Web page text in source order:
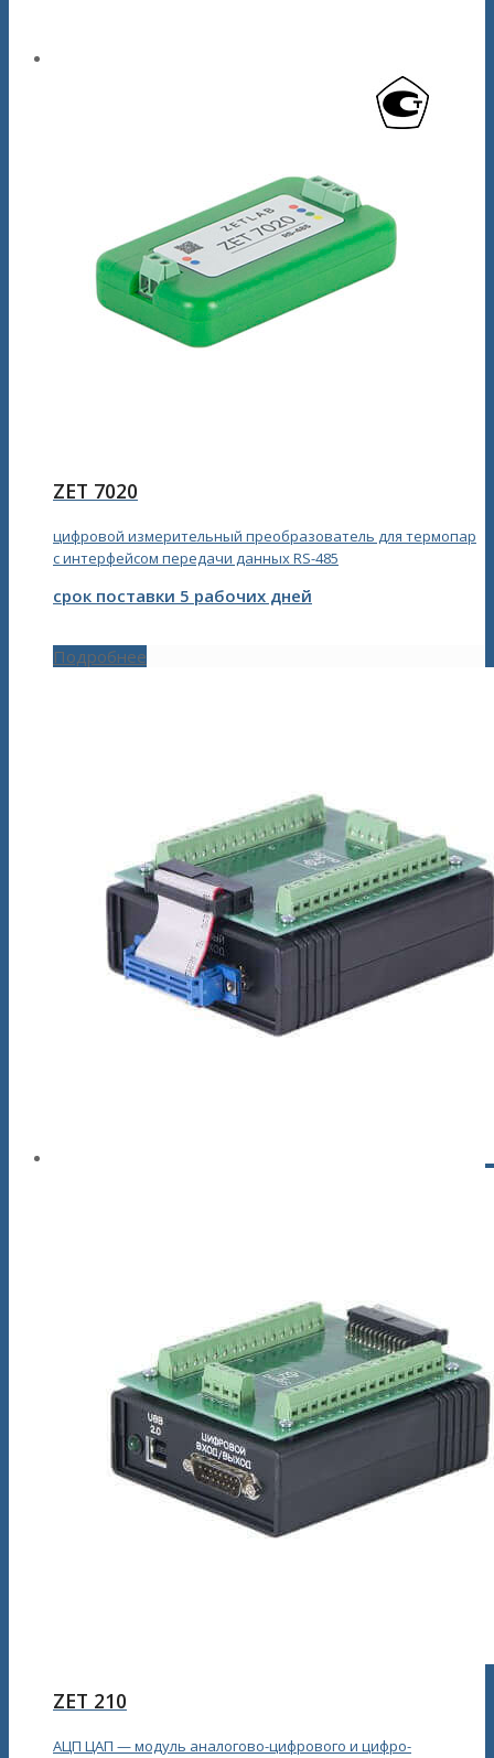
ZET 7020
цифровой измерительный преобразователь для термопар
с интерфейсом передачи данных RS-485
срок поставки 5 рабочих дней
Подробнее
ZET 210
АЦП ЦАП — модуль аналогово-цифрового и цифро-